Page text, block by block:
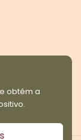
obtém a